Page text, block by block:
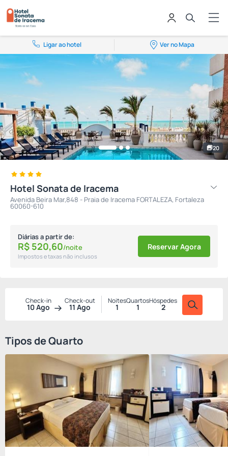
Ligar ao hotel Ver no Mapa
20
Hotel Sonata de Iracema
Avenida Beira Mar,848 - Praia de Iracema FORTALEZA, Fortaleza
60060-610
Diárias a partir de:
R$ 520,60/noite
Impostos e taxas não inclusos
Reservar Agora
Check-in
10 Ago
Check-out
11 Ago
Noites
1
Quartos
1
Hóspedes
2
Tipos de Quarto